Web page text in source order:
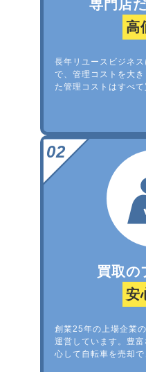
専門店
高
長年リユースビジネ
で、管理コストを大
た管理コストはすべ
買取の
安
創業25年の上場企業
運営しています。豊
心して自転車を売却で